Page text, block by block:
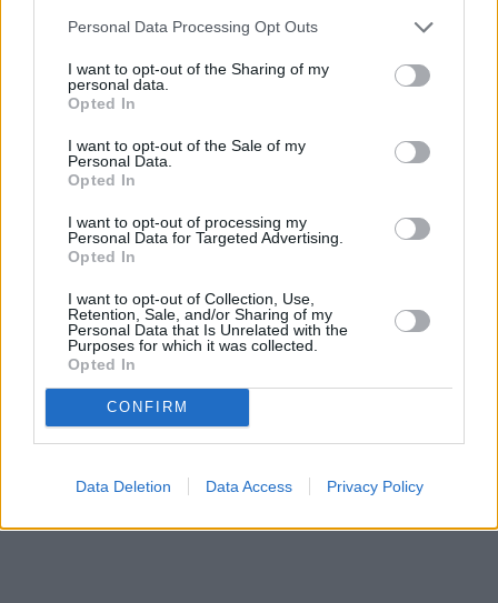
Personal Data Processing Opt Outs
I want to opt-out of the Sharing of my
personal data.
Opted In
I want to opt-out of the Sale of my
Personal Data.
Opted In
I want to opt-out of processing my
Personal Data for Targeted Advertising.
Opted In
I want to opt-out of Collection, Use,
Retention, Sale, and/or Sharing of my
Personal Data that Is Unrelated with the
Purposes for which it was collected.
Opted In
CONFIRM
Data Deletion Data Access Privacy Policy
... další nabídky zaměstnání
Prima sport - co nabídne v prvním
vysílacím týdnu
Kdy a kde bude Prima sport k
naladění na Skylinku
Parabola.cz- web o satelitní, terestrické a kabelové televizi, ©
O webu parabola.cz •O souborech cookies
Dovolená u moře